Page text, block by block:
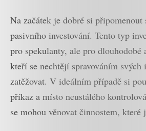
Na začátek je dobré si připomenout
pasivního investování. Tento typ
pro spekulanty, ale pro dlouhodobé
kteří se nechtějí spravováním svých
zatěžovat. V ideálním případě si
příkaz a místo neustálého
se mohou věnovat činnostem, které